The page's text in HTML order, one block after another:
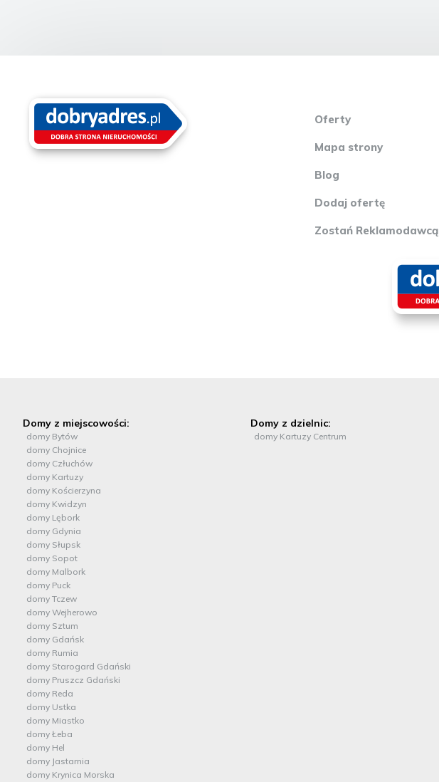
Oferty
Mapa strony
Blog
Dodaj ofertę
Zostań Reklamodawcą
Domy z miejscowości:
domy Bytów
domy Chojnice
domy Człuchów
domy Kartuzy
domy Kościerzyna
domy Kwidzyn
domy Lębork
domy Gdynia
domy Słupsk
domy Sopot
domy Malbork
domy Puck
domy Tczew
domy Wejherowo
domy Sztum
domy Gdańsk
domy Rumia
domy Starogard Gdański
domy Pruszcz Gdański
domy Reda
domy Ustka
domy Miastko
domy Łeba
domy Hel
domy Jastarnia
domy Krynica Morska
Domy z dzielnic:
domy Kartuzy Centrum